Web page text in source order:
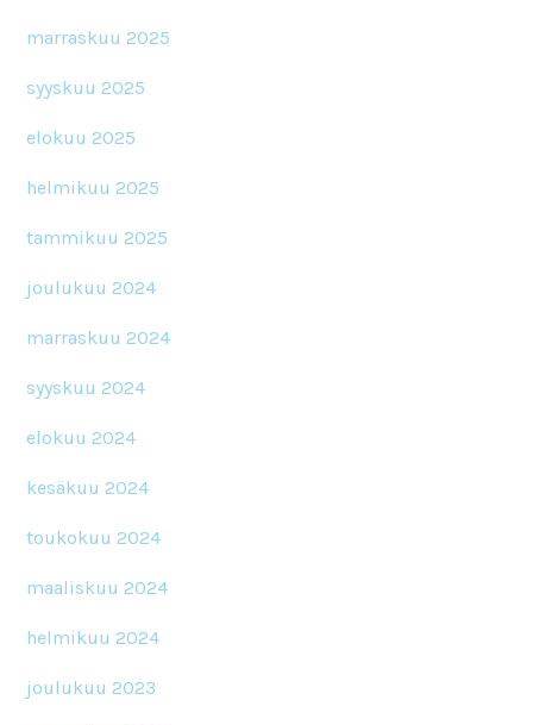
marraskuu 2025
syyskuu 2025
elokuu 2025
helmikuu 2025
tammikuu 2025
joulukuu 2024
marraskuu 2024
syyskuu 2024
elokuu 2024
kesäkuu 2024
toukokuu 2024
maaliskuu 2024
helmikuu 2024
joulukuu 2023